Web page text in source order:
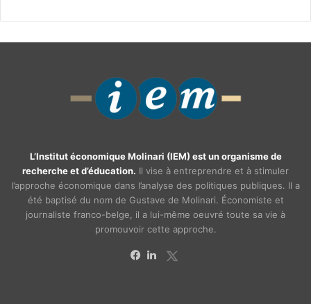
L’Institut économique Molinari (IEM) est un organisme de
recherche et d’éducation. Il vise à entreprendre et à stimuler
l’approche économique dans l’analyse des politiques publiques. Il a
été baptisé du nom de Gustave de Molinari. Économiste et
journaliste franco-belge, il a lui-même oeuvré toute sa vie à
promouvoir cette approche.